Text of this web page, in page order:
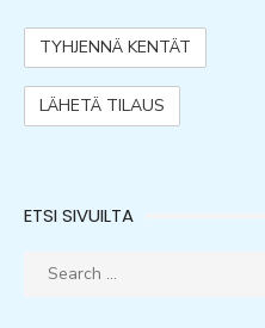
ETSI SIVUILTA
Search